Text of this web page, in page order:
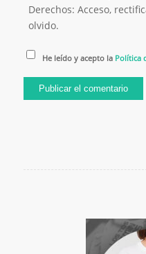
Derechos: Acceso,
olvido.
He leído y acepto la Política